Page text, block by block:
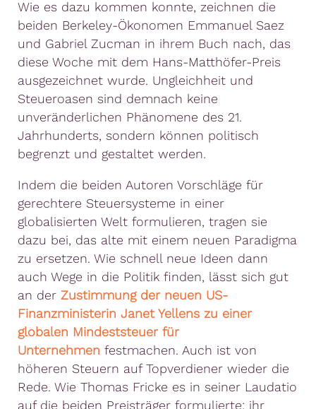
Wie es dazu kommen konnte, zeichnen die
beiden Berkeley-Ökonomen Emmanuel Saez
und Gabriel Zucman in ihrem Buch nach, das
diese Woche mit dem Hans-Matthöfer-Preis
ausgezeichnet wurde. Ungleichheit und
Steueroasen sind demnach keine
unveränderlichen Phänomene des 21.
Jahrhunderts, sondern können politisch
begrenzt und gestaltet werden.
Indem die beiden Autoren Vorschläge für
gerechtere Steuersysteme in einer
globalisierten Welt formulieren, tragen sie
dazu bei, das alte mit einem neuen Paradigma
zu ersetzen. Wie schnell neue Ideen dann
auch Wege in die Politik finden, lässt sich gut
an der Zustimmung der neuen US-
Finanzministerin Janet Yellens zu einer
globalen Mindeststeuer für
Unternehmen festmachen. Auch ist von
höheren Steuern auf Topverdiener wieder die
Rede. Wie Thomas Fricke es in seiner Laudatio
auf die beiden Preisträger formulierte: ihr